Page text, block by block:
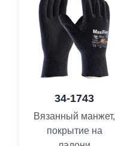
34-1743
Вязанный манжет,
покрытие на